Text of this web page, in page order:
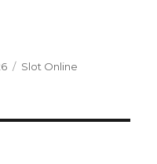
Categories
Slot Online